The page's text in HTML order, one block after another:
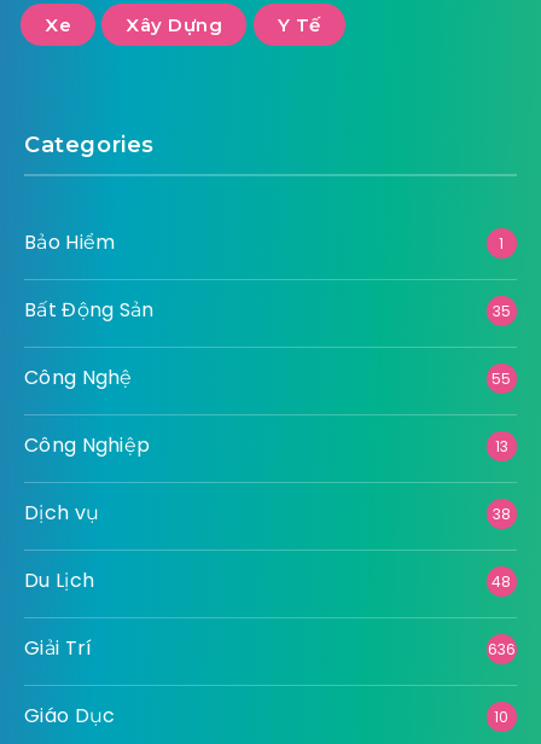
Xe Xây Dựng Y Tế
Categories
Bảo Hiểm 1
Bất Động Sản 35
Công Nghệ 55
Công Nghiệp 13
Dịch vụ 38
Du Lịch 48
Giải Trí 636
Giáo Dục 10